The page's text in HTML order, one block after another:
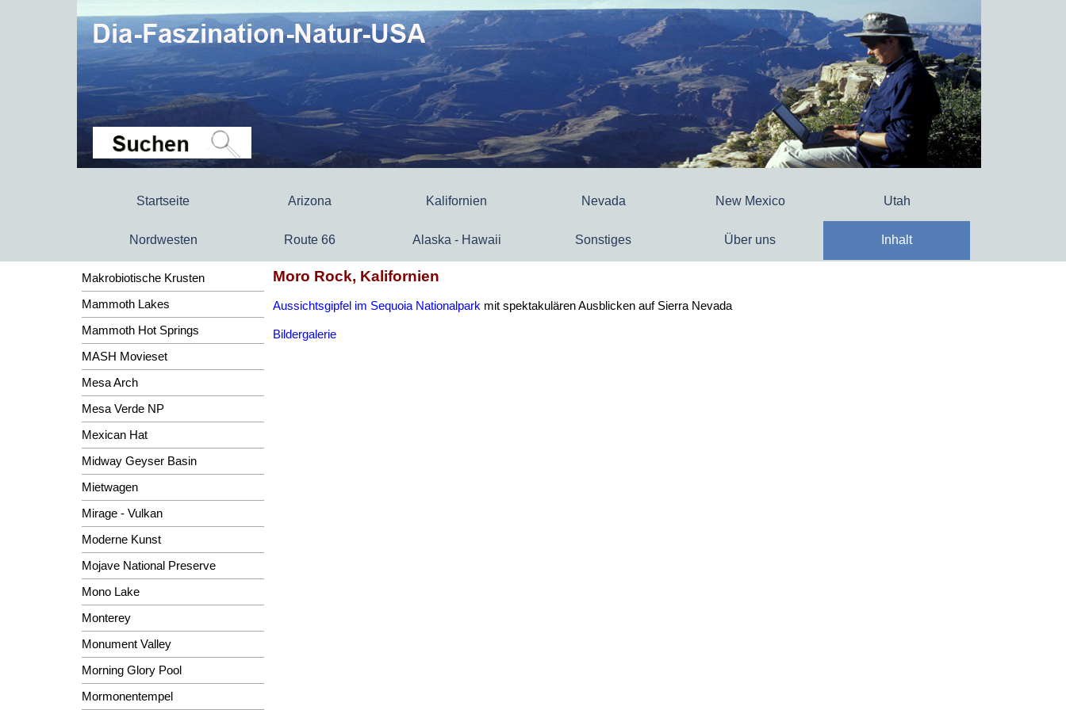
Startseite Arizona Kalifornien Nevada New Mexico Utah
Nordwesten Route 66 Alaska - Hawaii Sonstiges Über uns Inhalt
Makrobiotische Krusten
Mammoth Lakes
Mammoth Hot Springs
MASH Movieset
Mesa Arch
Mesa Verde NP
Mexican Hat
Midway Geyser Basin
Mietwagen
Mirage - Vulkan
Moderne Kunst
Mojave National Preserve
Mono Lake
Monterey
Monument Valley
Morning Glory Pool
Mormonentempel
Moro Rock, Kalifornien
Aussichtsgipfel im Sequoia Nationalpark mit spektakulären Ausblicken auf Sierra Nevada
Bildergalerie